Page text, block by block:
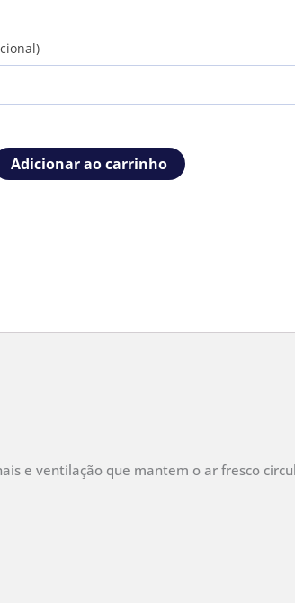
Adicionar ao carrinho
e ventilação que mantem o ar fresco